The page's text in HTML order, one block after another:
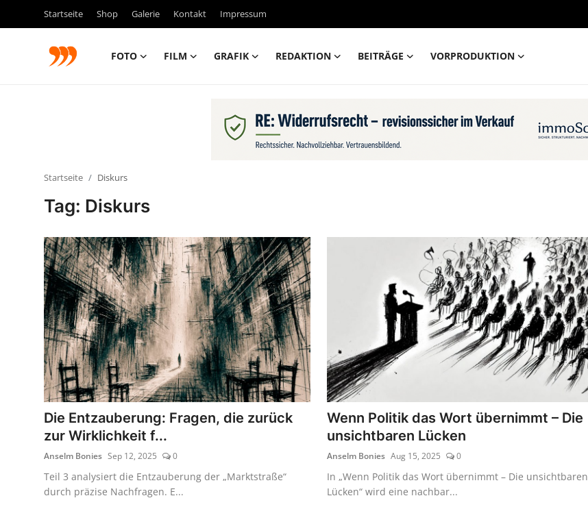
Startseite Shop Galerie Kontakt Impressum
FOTO FILM GRAFIK REDAKTION BEITRÄGE VORPRODUKTION
Beiträge
Vorproduktion
Startseite Diskurs
Tag: Diskurs
Die Entzauberung: Fragen, die zurück
zur Wirklichkeit f...
Anselm Bonies Sep 12, 2025 0
Teil 3 analysiert die Entzauberung der „Marktstraße“
durch präzise Nachfragen. E...
Wenn Politik das Wort übernimmt – Die
unsichtbaren Lücken
Anselm Bonies Aug 15, 2025 0
In „Wenn Politik das Wort übernimmt – Die unsichtbaren
Lücken“ wird eine nachbar...